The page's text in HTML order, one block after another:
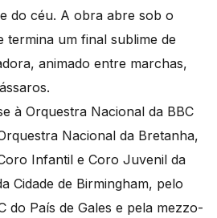
do céu. A obra abre sob o
um final sublime de
animado entre marchas,
à Orquestra Nacional da BBC
Nacional da Bretanha,
Infantil e Coro Juvenil da
Cidade de Birmingham, pelo
do País de Gales e pela mezzo-